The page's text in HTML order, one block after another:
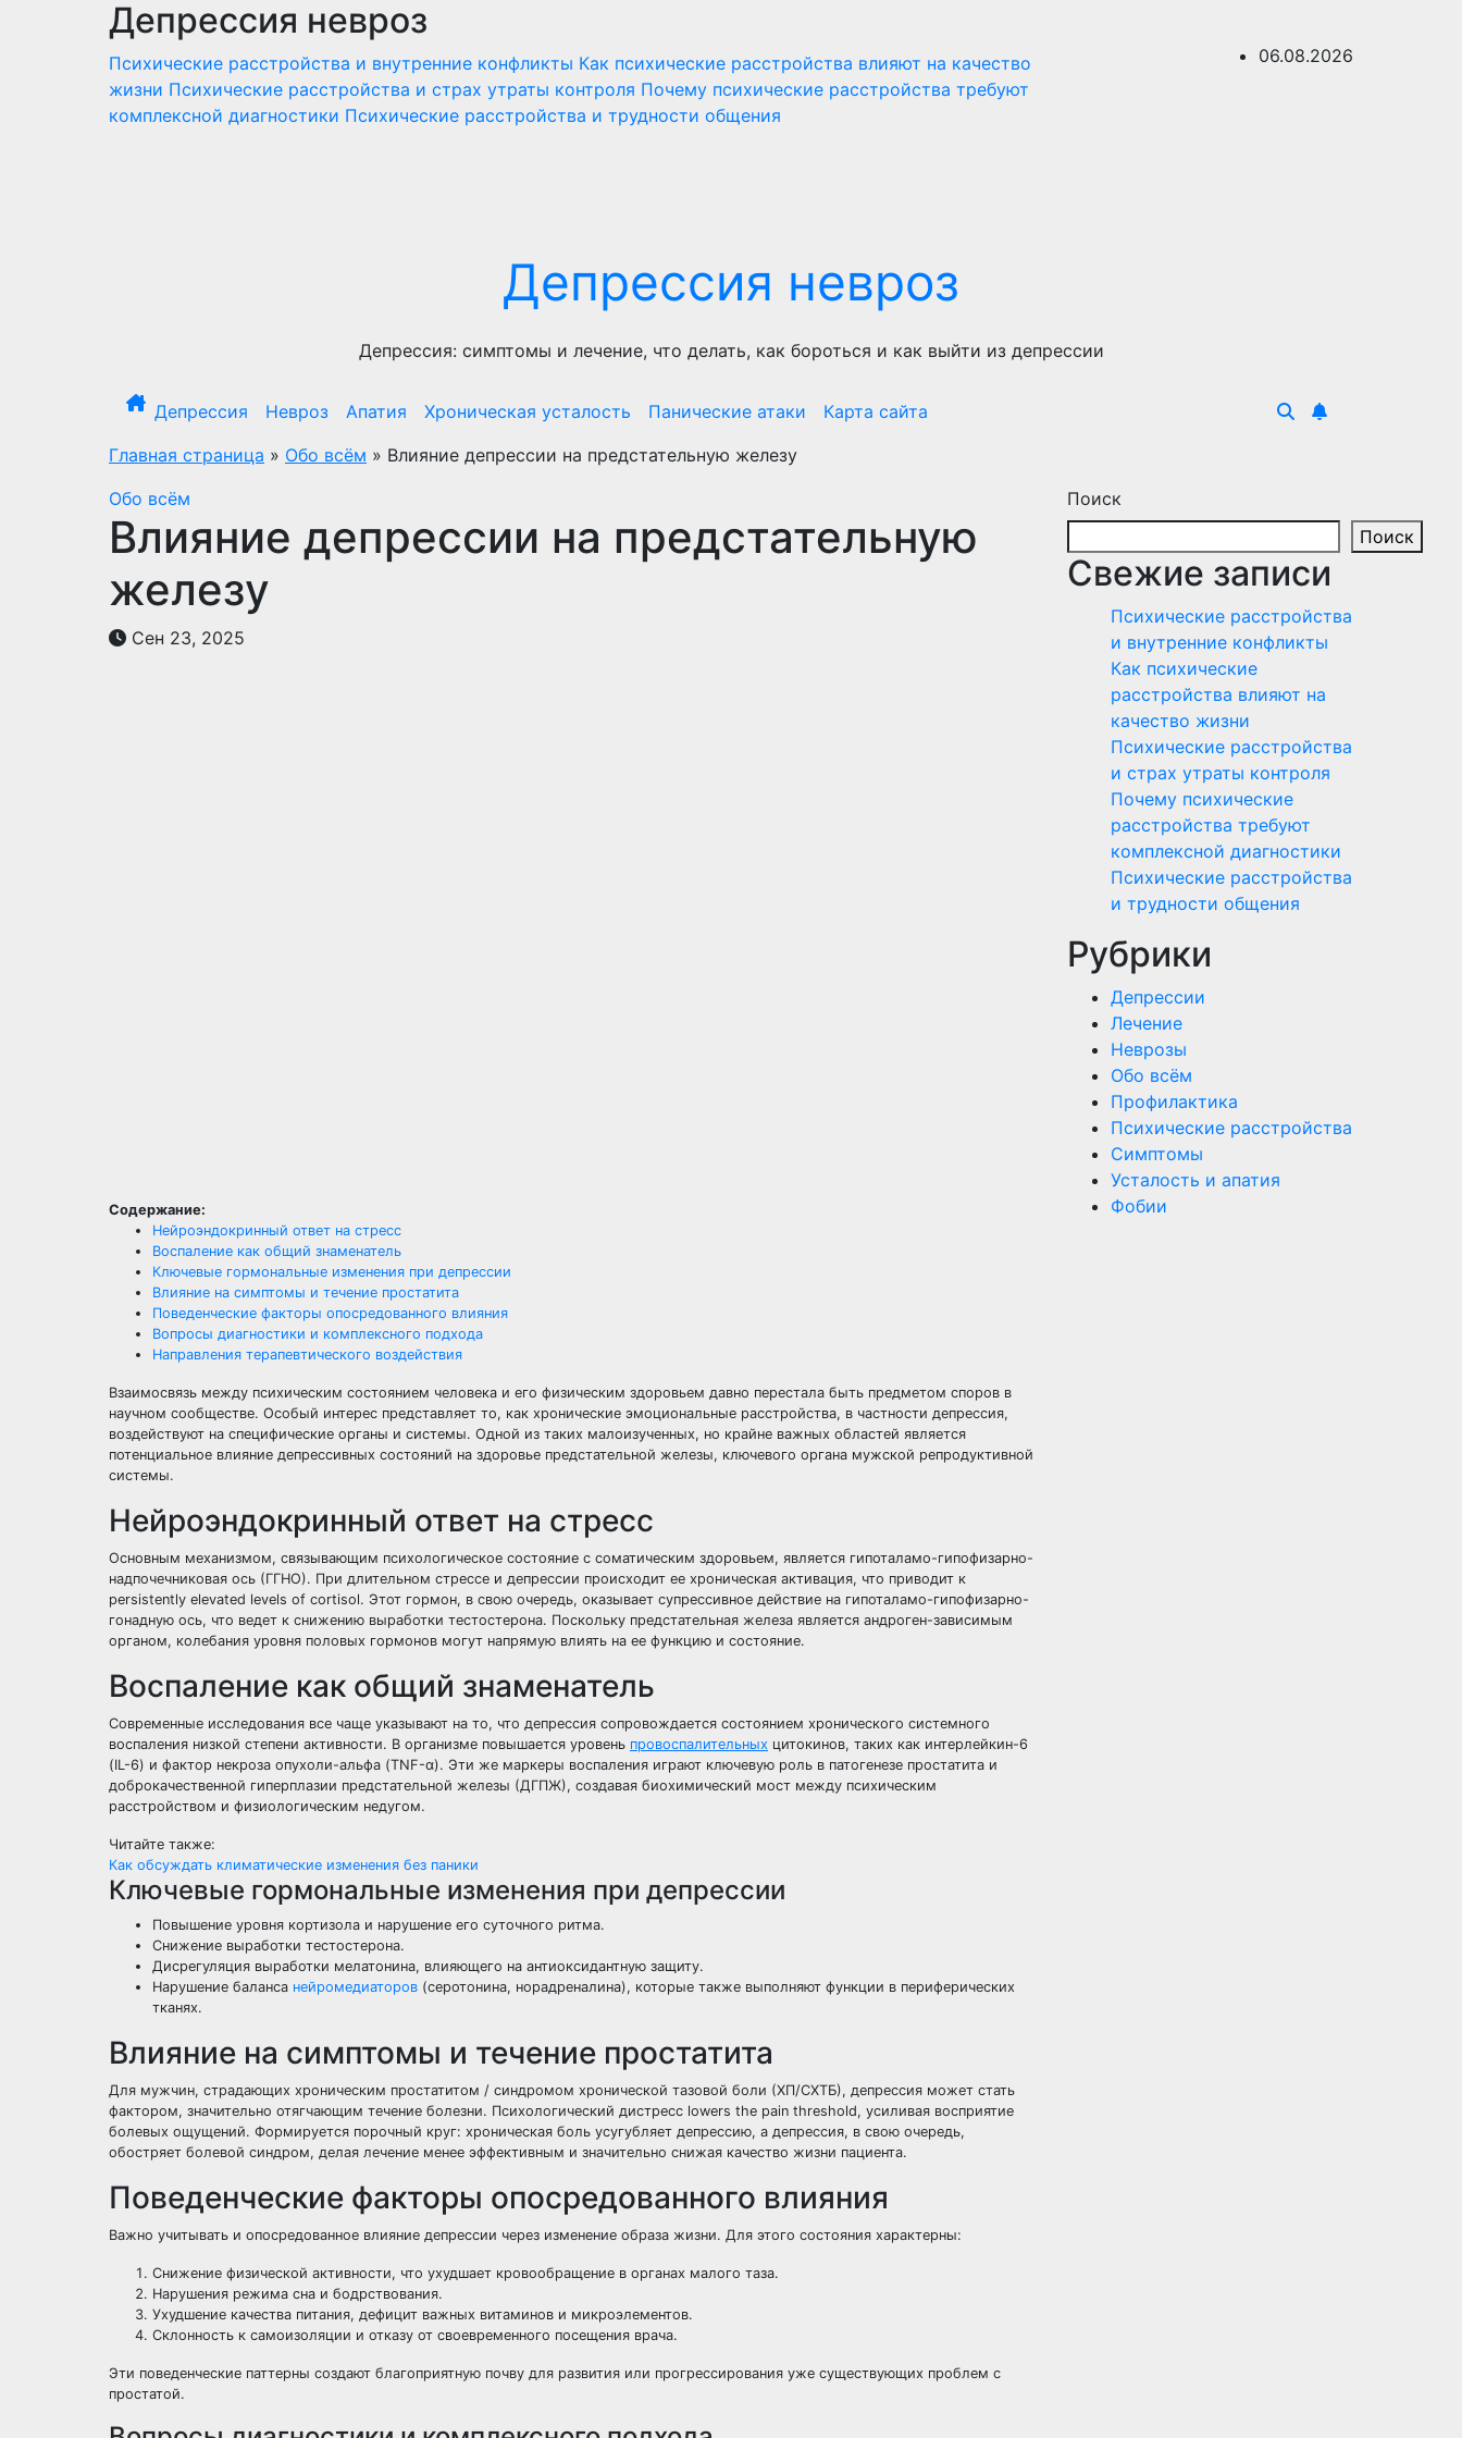
содержимому
Депрессия невроз
Психические расстройства и внутренние конфликты Как психические расстройства влияют на качество
жизни Психические расстройства и страх утраты контроля Почему психические расстройства требуют
комплексной диагностики Психические расстройства и трудности общения
06.08.2026
Депрессия невроз
Депрессия: симптомы и лечение, что делать, как бороться и как выйти из депрессии
Депрессия Невроз Апатия Хроническая усталость Панические атаки
Карта сайта
Главная страница » Обо всём » Влияние депрессии на предстательную железу
Обо всём
Влияние депрессии на предстательную
железу
Сен 23, 2025
Содержание:
Нейроэндокринный ответ на стресс
Воспаление как общий знаменатель
Ключевые гормональные изменения при депрессии
Влияние на симптомы и течение простатита
Поведенческие факторы опосредованного влияния
Вопросы диагностики и комплексного подхода
Направления терапевтического воздействия
Взаимосвязь между психическим состоянием человека и его физическим здоровьем давно перестала быть предметом споров в
научном сообществе. Особый интерес представляет то, как хронические эмоциональные расстройства, в частности депрессия,
воздействуют на специфические органы и системы. Одной из таких малоизученных, но крайне важных областей является
потенциальное влияние депрессивных состояний на здоровье предстательной железы, ключевого органа мужской репродуктивной
системы.
Нейроэндокринный ответ на стресс
Основным механизмом, связывающим психологическое состояние с соматическим здоровьем, является гипоталамо-гипофизарно-
надпочечниковая ось (ГГНО). При длительном стрессе и депрессии происходит ее хроническая активация, что приводит к
persistently elevated levels of cortisol. Этот гормон, в свою очередь, оказывает супрессивное действие на гипоталамо-гипофизарно-
гонадную ось, что ведет к снижению выработки тестостерона. Поскольку предстательная железа является андроген-зависимым
органом, колебания уровня половых гормонов могут напрямую влиять на ее функцию и состояние.
Воспаление как общий знаменатель
Современные исследования все чаще указывают на то, что депрессия сопровождается состоянием хронического системного
воспаления низкой степени активности. В организме повышается уровень провоспалительных цитокинов, таких как интерлейкин-6
(IL-6) и фактор некроза опухоли-альфа (TNF-α). Эти же маркеры воспаления играют ключевую роль в патогенезе простатита и
доброкачественной гиперплазии предстательной железы (ДГПЖ), создавая биохимический мост между психическим
расстройством и физиологическим недугом.
Читайте также:
Как обсуждать климатические изменения без паники
Ключевые гормональные изменения при депрессии
Повышение уровня кортизола и нарушение его суточного ритма.
Снижение выработки тестостерона.
Дисрегуляция выработки мелатонина, влияющего на антиоксидантную защиту.
Нарушение баланса нейромедиаторов (серотонина, норадреналина), которые также выполняют функции в периферических
тканях.
Влияние на симптомы и течение простатита
Для мужчин, страдающих хроническим простатитом / синдромом хронической тазовой боли (ХП/СХТБ), депрессия может стать
фактором, значительно отягчающим течение болезни. Психологический дистресс lowers the pain threshold, усиливая восприятие
болевых ощущений. Формируется порочный круг: хроническая боль усугубляет депрессию, а депрессия, в свою очередь,
обостряет болевой синдром, делая лечение менее эффективным и значительно снижая качество жизни пациента.
Поведенческие факторы опосредованного влияния
Важно учитывать и опосредованное влияние депрессии через изменение образа жизни. Для этого состояния характерны:
Снижение физической активности, что ухудшает кровообращение в органах малого таза.
Нарушения режима сна и бодрствования.
Ухудшение качества питания, дефицит важных витаминов и микроэлементов.
Склонность к самоизоляции и отказу от своевременного посещения врача.
Эти поведенческие паттерны создают благоприятную почву для развития или прогрессирования уже существующих проблем с
простатой.
Поиск
Поиск
Свежие записи
Психические расстройства
и внутренние конфликты
Как психические
расстройства влияют на
качество жизни
Психические расстройства
и страх утраты контроля
Почему психические
расстройства требуют
комплексной диагностики
Психические расстройства
и трудности общения
Рубрики
Депрессии
Лечение
Неврозы
Обо всём
Профилактика
Психические расстройства
Симптомы
Усталость и апатия
Фобии